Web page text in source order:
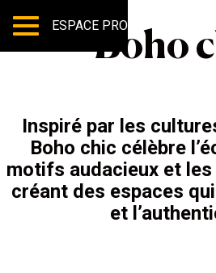
ESPACE PRO
Boho
Inspiré par les
Boho chic célèbre
motifs audacieux et
créant des espaces
et